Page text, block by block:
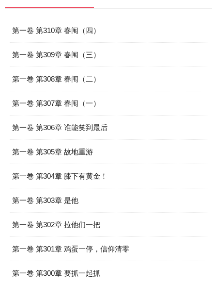
第一卷 第310章 春闱（四）
第一卷 第309章 春闱（三）
第一卷 第308章 春闱（二）
第一卷 第307章 春闱（一）
第一卷 第306章 谁能笑到最后
第一卷 第305章 故地重游
第一卷 第304章 膝下有黄金！
第一卷 第303章 是他
第一卷 第302章 拉他们一把
第一卷 第301章 鸡蛋一停，信仰清零
第一卷 第300章 要抓一起抓